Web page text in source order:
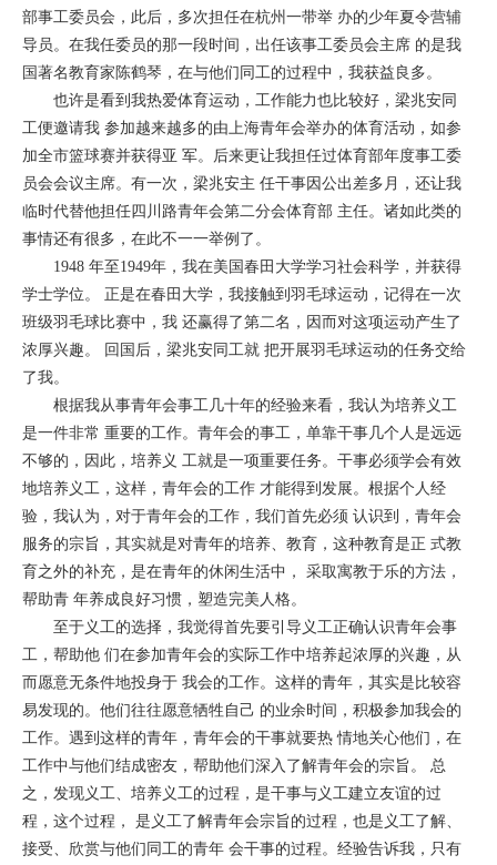
部事工委员会，此后，多次担任在杭州一带举 办的少年夏令营辅
导员。在我任委员的那一段时间，出任该事工委员会主席 的是我
国著名教育家陈鹤琴，在与他们同工的过程中，我获益良多。
也许是看到我热爱体育运动，工作能力也比较好，梁兆安同
工便邀请我 参加越来越多的由上海青年会举办的体育活动，如参
加全市篮球赛并获得亚 军。后来更让我担任过体育部年度事工委
员会会议主席。有一次，梁兆安主 任干事因公出差多月，还让我
临时代替他担任四川路青年会第二分会体育部 主任。诸如此类的
事情还有很多，在此不一一举例了。
1948 年至1949年，我在美国春田大学学习社会科学，并获得
学士学位。 正是在春田大学，我接触到羽毛球运动，记得在一次
班级羽毛球比赛中，我 还赢得了第二名，因而对这项运动产生了
浓厚兴趣。 回国后，梁兆安同工就 把开展羽毛球运动的任务交给
了我。
根据我从事青年会事工几十年的经验来看，我认为培养义工
是一件非常 重要的工作。青年会的事工，单靠干事几个人是远远
不够的，因此，培养义 工就是一项重要任务。干事必须学会有效
地培养义工，这样，青年会的工作 才能得到发展。根据个人经
验，我认为，对于青年会的工作，我们首先必须 认识到，青年会
服务的宗旨，其实就是对青年的培养、教育，这种教育是正 式教
育之外的补充，是在青年的休闲生活中， 采取寓教于乐的方法，
帮助青 年养成良好习惯，塑造完美人格。
至于义工的选择，我觉得首先要引导义工正确认识青年会事
工，帮助他 们在参加青年会的实际工作中培养起浓厚的兴趣，从
而愿意无条件地投身于 我会的工作。这样的青年，其实是比较容
易发现的。他们往往愿意牺牲自己 的业余时间，积极参加我会的
工作。遇到这样的青年，青年会的干事就要热 情地关心他们，在
工作中与他们结成密友，帮助他们深入了解青年会的宗旨。 总
之，发现义工、培养义工的过程，是干事与义工建立友谊的过
程，这个过程， 是义工了解青年会宗旨的过程，也是义工了解、
接受、欣赏与他们同工的青年 会干事的过程。经验告诉我，只有